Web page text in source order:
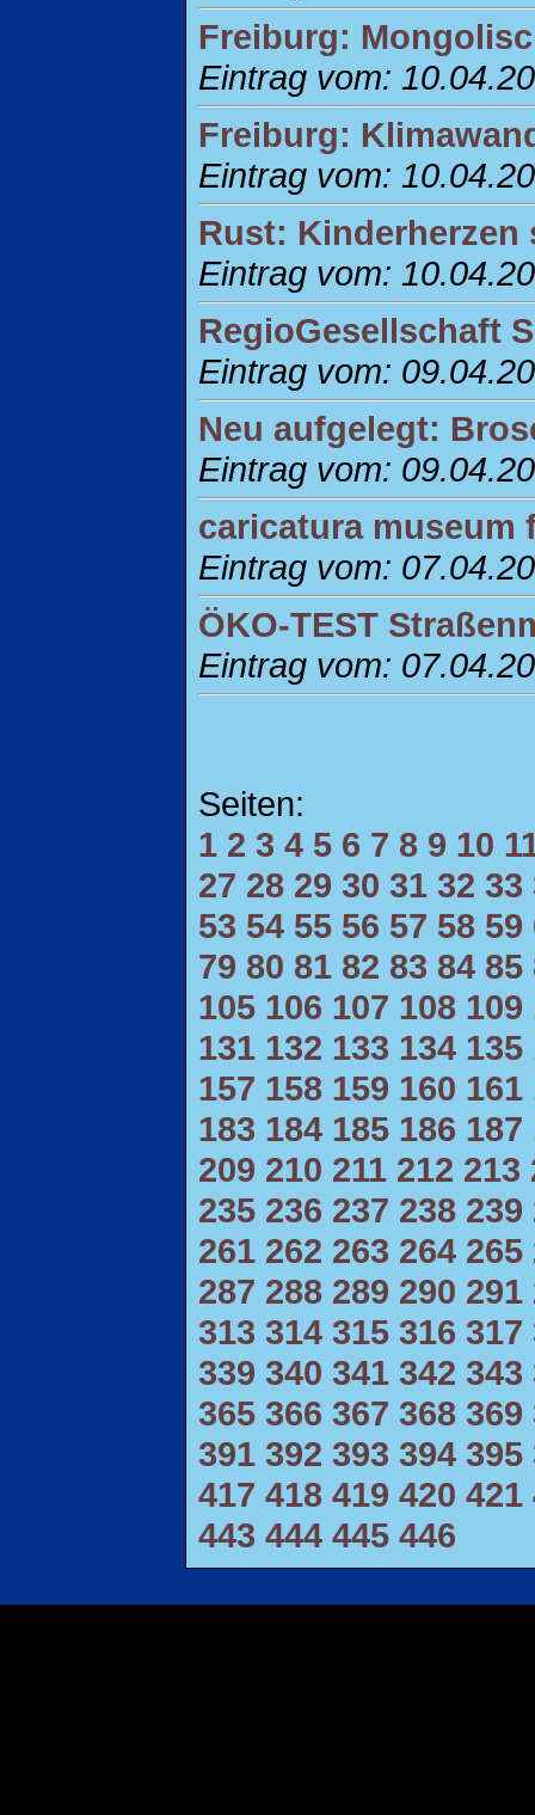
Freiburg:
Eintrag vom:
Freiburg:
Eintrag vom:
Rust: Kinderherzen
Eintrag vom:
RegioGesellschaft
Eintrag vom:
Neu aufgelegt:
Eintrag vom:
caricatura museum
Eintrag vom:
ÖKO-TEST
Eintrag vom:
Seiten:
1 2 3 4 5 6 7 8 9 10
27 28 29 30 31 32 33
53 54 55 56 57 58 59
79 80 81 82 83 84 85
105 106 107 108 109
131 132 133 134 135
157 158 159 160 161
183 184 185 186 187
209 210 211 212 213
235 236 237 238 239
261 262 263 264 265
287 288 289 290 291
313 314 315 316 317
339 340 341 342 343
365 366 367 368 369
391 392 393 394 395
417 418 419 420 421
443 444 445 446